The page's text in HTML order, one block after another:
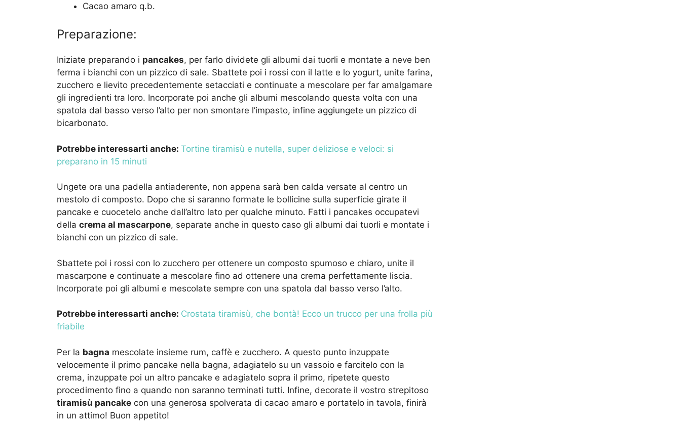
Cacao amaro q.b.
Preparazione:
Iniziate preparando i pancakes, per farlo dividete gli albumi dai tuorli e montate a neve ben
ferma i bianchi con un pizzico di sale. Sbattete poi i rossi con il latte e lo yogurt, unite farina,
zucchero e lievito precedentemente setacciati e continuate a mescolare per far amalgamare
gli ingredienti tra loro. Incorporate poi anche gli albumi mescolando questa volta con una
spatola dal basso verso l’alto per non smontare l’impasto, infine aggiungete un pizzico di
bicarbonato.
Potrebbe interessarti anche: Tortine tiramisù e nutella, super deliziose e veloci: si
preparano in 15 minuti
Ungete ora una padella antiaderente, non appena sarà ben calda versate al centro un
mestolo di composto. Dopo che si saranno formate le bollicine sulla superficie girate il
pancake e cuocetelo anche dall’altro lato per qualche minuto. Fatti i pancakes occupatevi
della crema al mascarpone, separate anche in questo caso gli albumi dai tuorli e montate i
bianchi con un pizzico di sale.
Sbattete poi i rossi con lo zucchero per ottenere un composto spumoso e chiaro, unite il
mascarpone e continuate a mescolare fino ad ottenere una crema perfettamente liscia.
Incorporate poi gli albumi e mescolate sempre con una spatola dal basso verso l’alto.
Potrebbe interessarti anche: Crostata tiramisù, che bontà! Ecco un trucco per una frolla più
friabile
Per la bagna mescolate insieme rum, caffè e zucchero. A questo punto inzuppate
velocemente il primo pancake nella bagna, adagiatelo su un vassoio e farcitelo con la
crema, inzuppate poi un altro pancake e adagiatelo sopra il primo, ripetete questo
procedimento fino a quando non saranno terminati tutti. Infine, decorate il vostro strepitoso
tiramisù pancake con una generosa spolverata di cacao amaro e portatelo in tavola, finirà
in un attimo! Buon appetito!